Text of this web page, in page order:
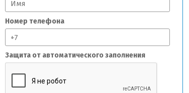
Номер телефона
Защита от автоматического заполнения